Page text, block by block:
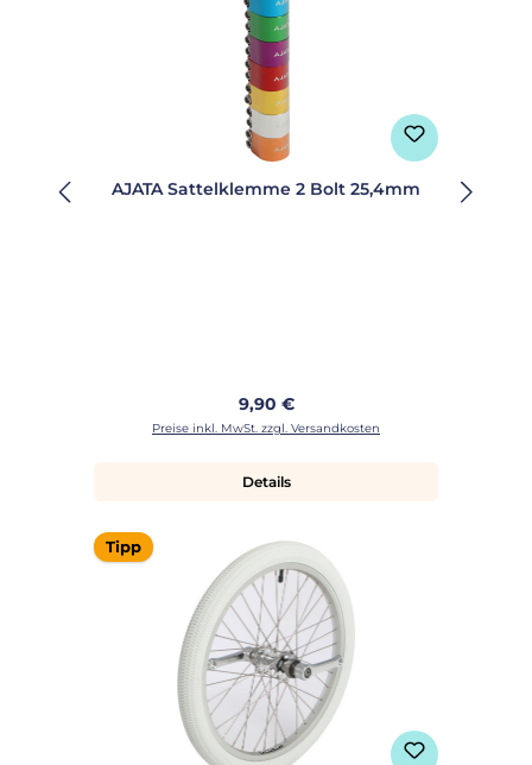
AJATA Sattelklemme 2 Bolt 25,4mm
Regulärer Preis:
9,90 €
Preise inkl. MwSt. zzgl. Versandkosten
Details
Tipp